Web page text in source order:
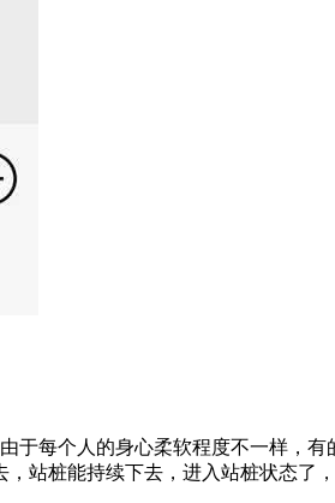
每个人的身心柔软程度不一样，有
站桩能持续下去，进入站桩状态了